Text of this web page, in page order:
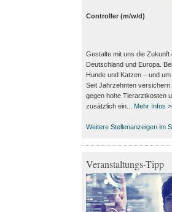
Controller (m/w/d)
Gestalte mit uns die
Deutschland und Europa.
Hunde und Katzen – und
Seit Jahrzehnten
gegen hohe Tierarztkosten
zusätzlich ein...
Mehr Infos
Weitere Stellenanzeigen im
Veranstaltungs-Tipp